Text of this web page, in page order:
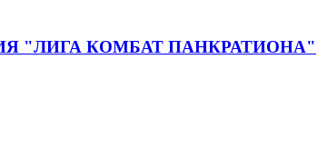
"ЛИГА КОМБАТ ПАНКРАТИОНА"